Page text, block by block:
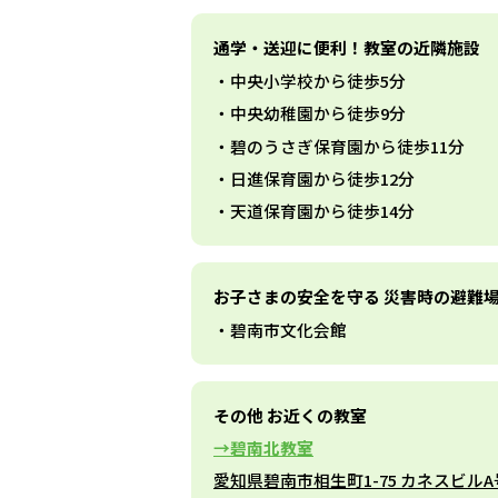
通学・送迎に便利！教室の近隣施設
中央小学校から徒歩5分
中央幼稚園から徒歩9分
碧のうさぎ保育園から徒歩11分
日進保育園から徒歩12分
天道保育園から徒歩14分
お子さまの安全を守る 災害時の避難
碧南市文化会館
その他 お近くの教室
碧南北教室
愛知県碧南市相生町1-75 カネスビルA